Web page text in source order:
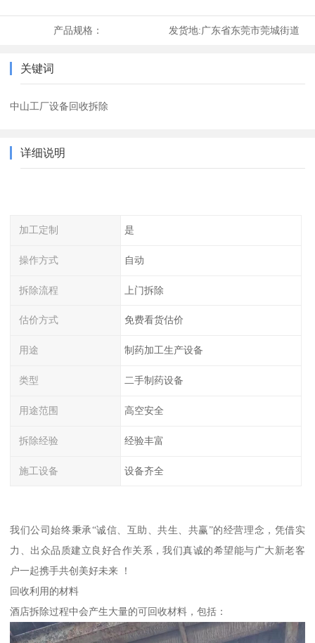
产品规格： 发货地:广东省东莞市莞城街道
关键词
中山工厂设备回收拆除
详细说明
加工定制 是
操作方式 自动
拆除流程 上门拆除
估价方式 免费看货估价
用途 制药加工生产设备
类型 二手制药设备
用途范围 高空安全
拆除经验 经验丰富
施工设备 设备齐全
我们公司始终秉承“诚信、互助、共生、共赢”的经营理念，凭借实
力、出众品质建立良好合作关系，我们真诚的希望能与广大新老客
户一起携手共创美好未来 ！
回收利用的材料
酒店拆除过程中会产生大量的可回收材料，包括：